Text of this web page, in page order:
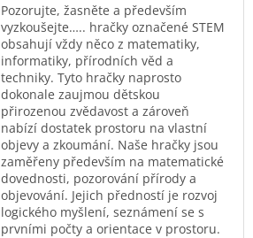
Pozorujte, žasněte a především
vyzkoušejte….. hračky označené STEM
obsahují vždy něco z matematiky,
informatiky, přírodních věd a
techniky. Tyto hračky naprosto
dokonale zaujmou dětskou
přirozenou zvědavost a zároveň
nabízí dostatek prostoru na vlastní
objevy a zkoumání. Naše hračky jsou
zaměřeny především na matematické
dovednosti, pozorování přírody a
objevování. Jejich předností je rozvoj
logického myšlení, seznámení se s
prvními počty a orientace v prostoru.